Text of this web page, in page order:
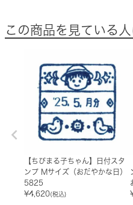
この商品を見ている
【ちびまる子ちゃん】日付スタ
ンプ Mサイズ（おだやかな日）
5825
¥4,620(税込)